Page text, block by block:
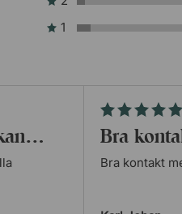
1
Bra
Bra kontakt